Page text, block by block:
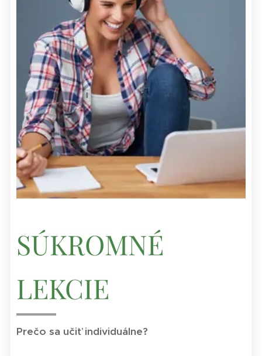
SÚKROMNÉ
LEKCIE
Prečo sa učiť individuálne?